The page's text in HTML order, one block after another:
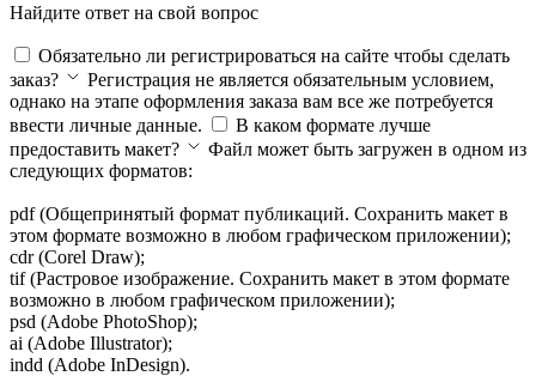
Найдите ответ на свой вопрос
Обязательно ли регистрироваться на сайте чтобы сделать
заказ?
Регистрация не является обязательным условием,
однако на этапе оформления заказа вам все же потребуется
ввести личные данные.
В каком формате лучше
предоставить макет?
Файл может быть загружен в одном из
следующих форматов:
pdf (Общепринятый формат публикаций. Сохранить макет в
этом формате возможно в любом графическом приложении);
cdr (Corel Draw);
tif (Растровое изображение. Сохранить макет в этом формате
возможно в любом графическом приложении);
psd (Adobe PhotoShop);
ai (Adobe Illustrator);
indd (Adobe InDesign).